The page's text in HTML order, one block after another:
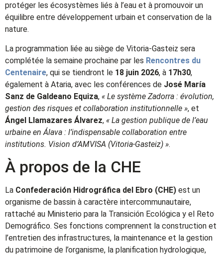
protéger les écosystèmes liés à l’eau et à promouvoir un
équilibre entre développement urbain et conservation de la
nature.
La programmation liée au siège de Vitoria-Gasteiz sera
complétée la semaine prochaine par les Rencontres du
Centenaire, qui se tiendront le 18 juin 2026, à 17h30,
également à Ataria, avec les conférences de José María
Sanz de Galdeano Equiza, « Le système Zadorra : évolution,
gestion des risques et collaboration institutionnelle », et
Ángel Llamazares Álvarez, « La gestion publique de l’eau
urbaine en Álava : l’indispensable collaboration entre
institutions. Vision d’AMVISA (Vitoria-Gasteiz) ».
À propos de la CHE
La Confederación Hidrográfica del Ebro (CHE) est un
organisme de bassin à caractère intercommunautaire,
rattaché au Ministerio para la Transición Ecológica y el Reto
Demográfico. Ses fonctions comprennent la construction et
l’entretien des infrastructures, la maintenance et la gestion
du patrimoine de l’organisme, la planification hydrologique,